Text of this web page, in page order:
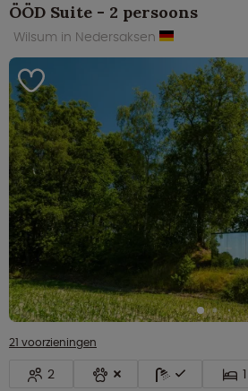
ÖÖD Suite - 2 persoons
Wilsum in Nedersaksen
21 voorzieningen
2 1